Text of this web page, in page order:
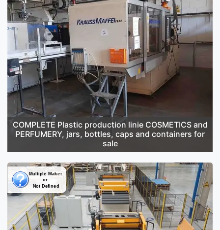
COMPLETE Plastic production linie COSMETICS and
PERFUMERY, jars, bottles, caps and containers for
sale